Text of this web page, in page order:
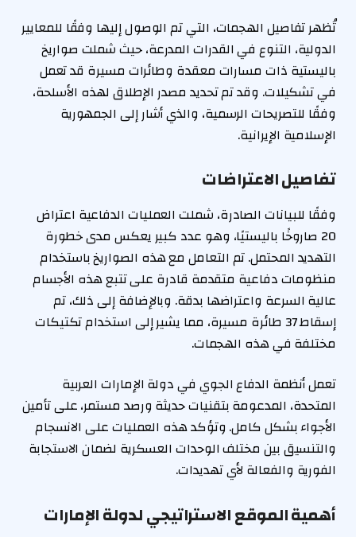
تُظهر تفاصيل الهجمات، التي تم الوصول إليها وفقًا للمعايير
الدولية، التنوع في القدرات المدرعة، حيث شملت صواريخ
باليستية ذات مسارات معقدة وطائرات مسيرة قد تعمل
في تشكيلات. وقد تم تحديد مصدر الإطلاق لهذه الأسلحة،
وفقًا للتصريحات الرسمية، والذي أشار إلى الجمهورية
الإسلامية الإيرانية.
تفاصيل الاعتراضات
وفقًا للبيانات الصادرة، شملت العمليات الدفاعية اعتراض
20 صاروخًا باليستيًا، وهو عدد كبير يعكس مدى خطورة
التهديد المحتمل. تم التعامل مع هذه الصواريخ باستخدام
منظومات دفاعية متقدمة قادرة على تتبع هذه الأجسام
عالية السرعة واعتراضها بدقة. وبالإضافة إلى ذلك، تم
إسقاط 37 طائرة مسيرة، مما يشير إلى استخدام تكتيكات
مختلفة في هذه الهجمات.
تعمل أنظمة الدفاع الجوي في دولة الإمارات العربية
المتحدة، المدعومة بتقنيات حديثة ورصد مستمر، على تأمين
الأجواء بشكل كامل. وتؤكد هذه العمليات على الانسجام
والتنسيق بين مختلف الوحدات العسكرية لضمان الاستجابة
الفورية والفعالة لأي تهديدات.
أهمية الموقع الاستراتيجي لدولة الإمارات